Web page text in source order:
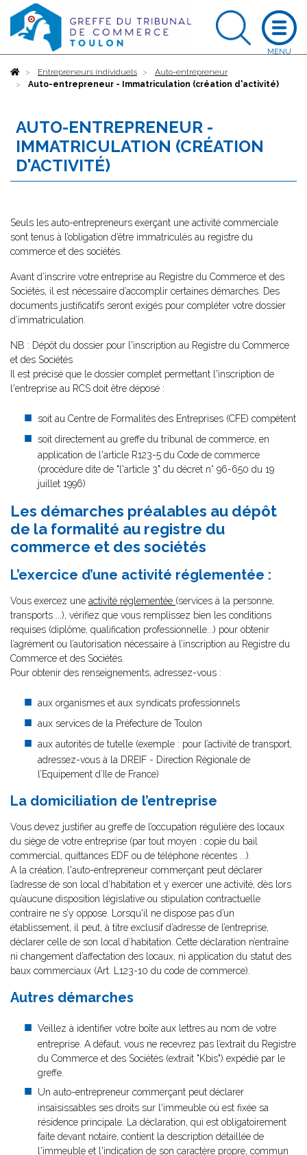
AccueilEntrepreneurs individuels
Auto-entrepreneur
Auto-entrepreneur - Immatriculation (création d'activité)
AUTO-ENTREPRENEUR -
IMMATRICULATION (CRÉATION
D'ACTIVITÉ)
Seuls les auto-entrepreneurs exerçant une activité commerciale
sont tenus à l’obligation d’être immatriculés au registre du
commerce et des sociétés.
Avant d’inscrire votre entreprise au Registre du Commerce et des
Sociétés, il est nécessaire d’accomplir certaines démarches. Des
documents justificatifs seront exigés pour compléter votre dossier
d’immatriculation.
NB : Dépôt du dossier pour l'inscription au Registre du Commerce
et des Sociétés
Il est précisé que le dossier complet permettant l'inscription de
l'entreprise au RCS doit être déposé :
soit au Centre de Formalités des Entreprises (CFE) compétent
soit directement au greffe du tribunal de commerce, en
application de l'article R123-5 du Code de commerce
(procédure dite de "l'article 3" du décret n° 96-650 du 19
juillet 1996)
Les démarches préalables au dépôt
de la formalité au registre du
commerce et des sociétés
L’exercice d’une activité réglementée :
Vous exercez une activité réglementée (services à la personne,
transports ...), vérifiez que vous remplissez bien les conditions
requises (diplôme, qualification professionnelle...) pour obtenir
l’agrément ou l’autorisation nécessaire à l’inscription au Registre du
Commerce et des Sociétés.
Pour obtenir des renseignements, adressez-vous :
aux organismes et aux syndicats professionnels
aux services de la Préfecture de Toulon
aux autorités de tutelle (exemple : pour l’activité de transport,
adressez-vous à la DREIF - Direction Régionale de
l’Equipement d’Ile de France)
La domiciliation de l’entreprise
Vous devez justifier au greffe de l’occupation régulière des locaux
du siège de votre entreprise (par tout moyen : copie du bail
commercial, quittances EDF ou de téléphone récentes ...).
A la création, l'auto-entrepreneur commerçant peut déclarer
l’adresse de son local d’habitation et y exercer une activité, dès lors
qu’aucune disposition législative ou stipulation contractuelle
contraire ne s’y oppose. Lorsqu'il ne dispose pas d’un
établissement, il peut, à titre exclusif d’adresse de l’entreprise,
déclarer celle de son local d’habitation. Cette déclaration n’entraîne
ni changement d’affectation des locaux, ni application du statut des
baux commerciaux (Art. L123-10 du code de commerce).
Autres démarches
Veillez à identifier votre boîte aux lettres au nom de votre
entreprise. A défaut, vous ne recevrez pas l’extrait du Registre
du Commerce et des Sociétés (extrait "Kbis") expédié par le
greffe.
Un auto-entrepreneur commerçant peut déclarer
insaisissables ses droits sur l'immeuble où est fixée sa
résidence principale. La déclaration, qui est obligatoirement
faite devant notaire, contient la description détaillée de
l'immeuble et l'indication de son caractère propre, commun